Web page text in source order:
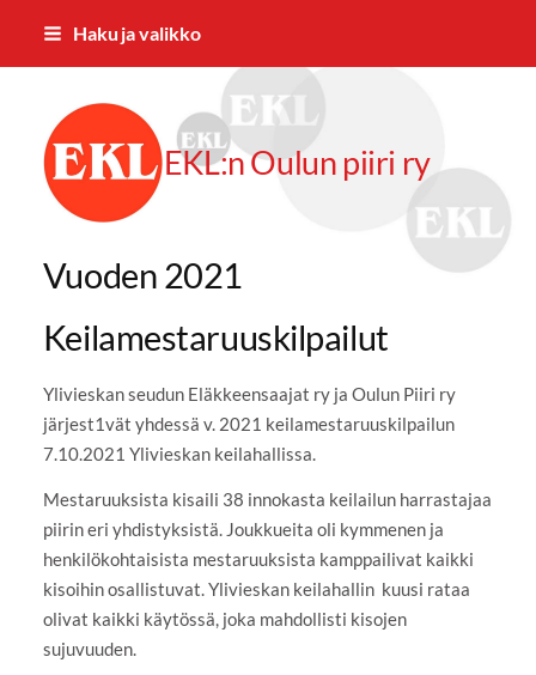
Siirry
Haku ja valikko
EKL:n Oulun piiri ry
Vuoden 2021
Keilamestaruuskilpailut
Ylivieskan seudun Eläkkeensaajat ry ja Oulun Piiri ry
järjest1vät yhdessä v. 2021 keilamestaruuskilpailun
7.10.2021 Ylivieskan keilahallissa.
Mestaruuksista kisaili 38 innokasta keilailun harrastajaa
piirin eri yhdistyksistä. Joukkueita oli kymmenen ja
henkilökohtaisista mestaruuksista kamppailivat kaikki
kisoihin osallistuvat. Ylivieskan keilahallin kuusi rataa
olivat kaikki käytössä, joka mahdollisti kisojen
sujuvuuden.